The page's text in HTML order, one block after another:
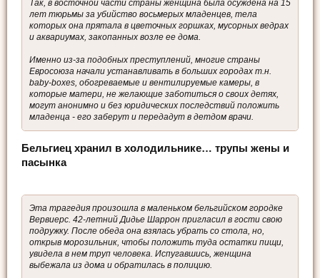
Так, в восточной части страны женщина была осуждена на 15
лет тюрьмы за убийство восьмерых младенцев, тела
которых она прятала в цветочных горшках, мусорных ведрах
и аквариумах, закопанных возле ее дома.
Именно из-за подобных преступлений, многие страны
Евросоюза начали устанавливать в больших городах т.н.
baby-boxes, обогреваемые и вентилируемые камеры, в
которые матери, не желающие заботиться о своих детях,
могут анонимно и без юридических последствий положить
младенца - его заберут и передадут в детдом врачи.
Бельгиец хранил в холодильнике… трупы жены и
пасынка
Эта трагедия произошла в маленьком бельгийском городке
Вервиерс. 42-летний Дидье Шаррон пригласил в гости свою
подружку. После обеда она взялась убрать со стола, но,
открыв морозильник, чтобы положить туда остатки пищи,
увидела в нем труп человека. Испугавшись, женщина
выбежала из дома и обратилась в полицию.